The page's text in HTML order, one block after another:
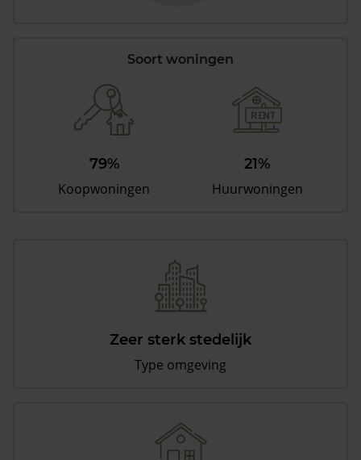
Soort woningen
79%
Koopwoningen
21%
Huurwoningen
Zeer sterk stedelijk
Type omgeving